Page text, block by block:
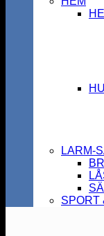
LARM-
SPORT